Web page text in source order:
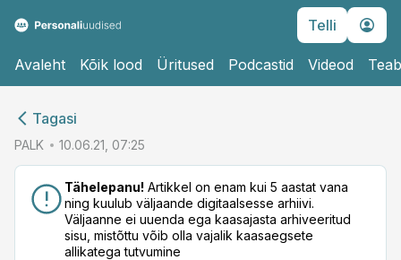
Telli
Avaleht Kõik lood Üritused Podcastid Videod
Tagasi
PALK 10.06.21, 07:25
Tähelepanu! Artikkel on enam kui 5 aastat vana
ning kuulub väljaande digitaalsesse arhiivi.
Väljaanne ei uuenda ega kaasajasta arhiveeritud
sisu, mistõttu võib olla vajalik kaasaegsete
allikatega tutvumine